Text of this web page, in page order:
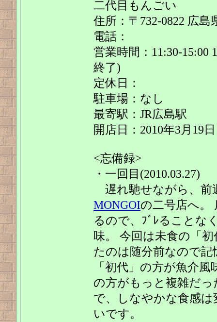
二代目もんごい
住所：〒732-0822 広
電話：
営業時間：11:30-15:00
終了)
定休日：
駐車場：なし
最寄駅：JR広島駅
開店日：2010年3月19日
<忘備録>
・一回目(2010.03.27)
遅れ馳せながら、前
MONGOIの二号店へ。
るので、ﾌﾞﾚることな
味。 今回は未食の「
たのは随分前なので
「初代」の方が魚介
の方がもっと複雑だ
で、しなやかな食感
いです。